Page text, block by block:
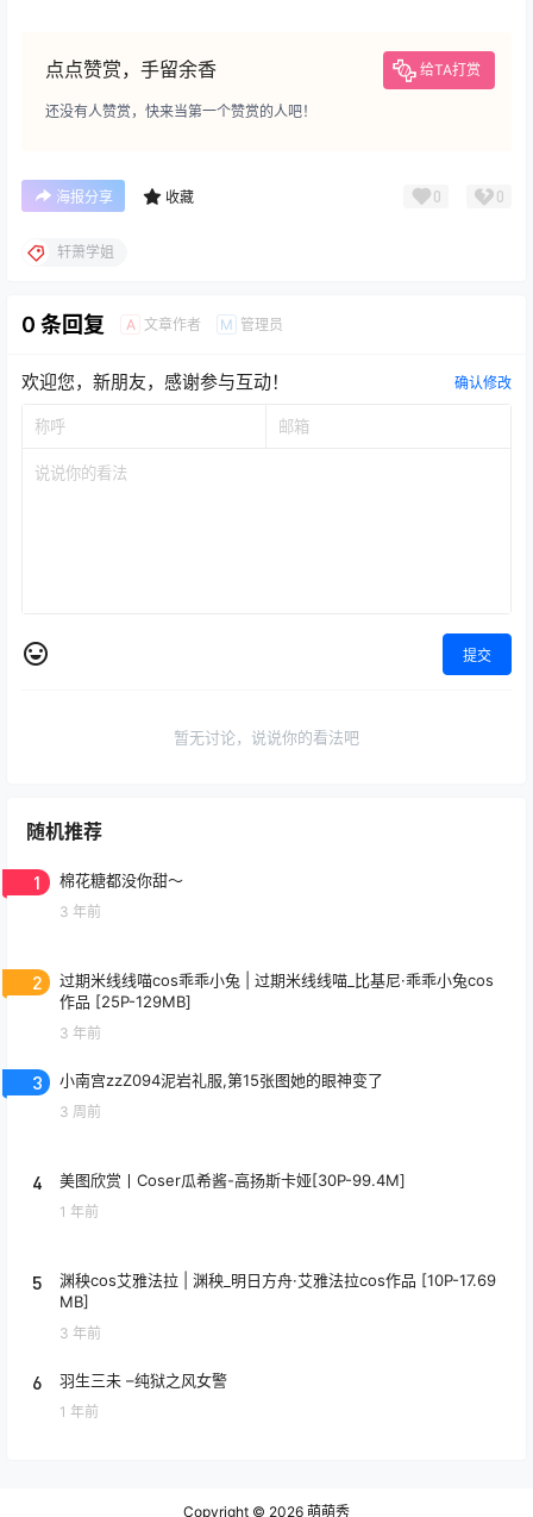
点点赞赏，手留余香 给TA打赏
还没有人赞赏，快来当第一个赞赏的人吧！
海报分享 收藏 0 0
轩萧学姐
0 条回复 A 文章作者 M 管理员
欢迎您，新朋友，感谢参与互动！ 确认修改
提交
暂无讨论，说说你的看法吧
随机推荐
1 棉花糖都没你甜～
3 年前
2
过期米线线喵cos乖乖小兔 | 过期米线线喵_比基尼·乖乖小兔cos
作品 [25P-129MB]
3 年前
3 小南宫zzZ094泥岩礼服,第15张图她的眼神变了
3 周前
4 美图欣赏丨Coser瓜希酱-高扬斯卡娅[30P-99.4M]
1 年前
5
渊秧cos艾雅法拉 | 渊秧_明日方舟·艾雅法拉cos作品 [10P-17.69
MB]
3 年前
6 羽生三未 –纯狱之风女警
1 年前
Copyright © 2026 萌萌秀